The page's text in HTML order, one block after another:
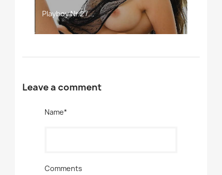
Playboy Nr.2 /...
Leave a comment
Name*
Comments